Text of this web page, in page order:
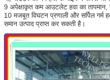
9 अपेक्षाकृत कम आउटलेट हवा का तापमान,
10 मजबूत विघटन प्रणाली और सर्पिल गर्म
समान उत्पाद प्राप्त कर सकती है।